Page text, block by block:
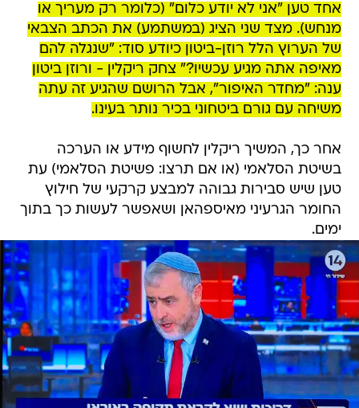
אחד טען "אני לא יודע כלום" (כלומר רק מעריך או
מנחש). מצד שני הציג (במשתמע) את הכתב הצבאי
של הערוץ הלל רוזן-ביטון כיודע סוד: "שנגלה להם
מאיפה אתה מגיע עכשיו?" צחק ריקלין - ורוזן ביטון
ענה: "מחדר האיפור", אבל הרושם שהגיע זה עתה
משיחה עם גורם ביטחוני בכיר נותר בעינו.
אחר כך, המשיך ריקלין לחשוף מידע או הערכה
בשיטת הסלאמי (או אם תרצו: פשיטת הסלאמי) עת
טען שיש סבירות גבוהה למבצע קרקעי של חילוץ
החומר הגרעיני מאיספהאן ושאפשר לעשות כך בתוך
ימים.